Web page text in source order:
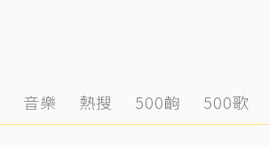
音樂 熱搜 500齣 500歌